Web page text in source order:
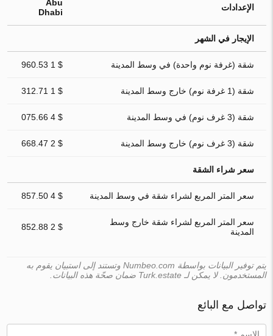
الإعدادات
Abu
Dhabi
الإيجار في الشهر
شقة (غرفة نوم واحدة) في وسط المدينة $ 1 960.53
شقة (1 غرفة نوم) خارج وسط المدينة $ 1 312.71
شقة (3 غرف نوم) في وسط المدينة $ 4 075.66
شقة (3 غرف نوم) خارج وسط المدينة $ 2 668.47
سعر شراء الشقة
سعر المتر المربع لشراء شقة في وسط المدينة $ 4 857.50
سعر المتر المربع لشراء شقة خارج وسط
المدينة
$ 2 852.88
يتم توفير البيانات بواسطة Numbeo.com وتستند إلى استبيان يقوم به
المستخدمون. لا يمكن لـ Turk.estate ضمان صحّة هذه البيانات.
تواصل مع البائع